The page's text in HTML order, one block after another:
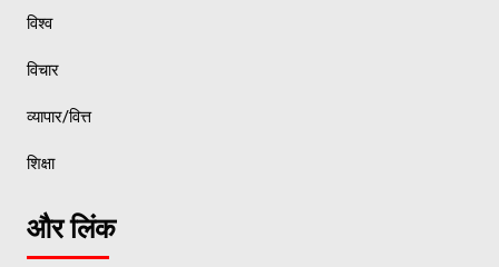
विश्व
विचार
व्यापार/वित्त
शिक्षा
और लिंक